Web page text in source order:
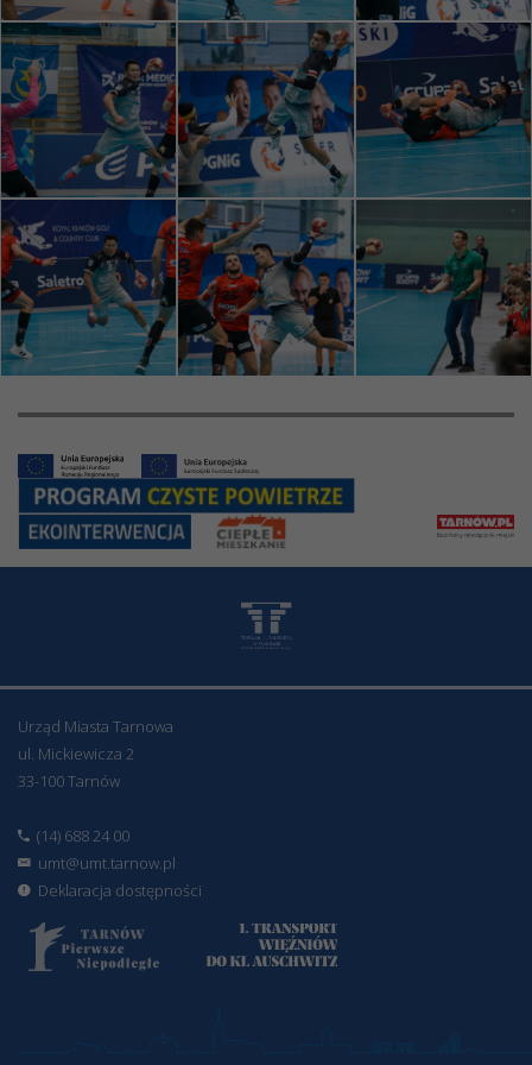
Urząd Miasta Tarnowa
ul. Mickiewicza 2
33-100 Tarnów
(14) 688 24 00
umt@umt.tarnow.pl
Deklaracja dostępności